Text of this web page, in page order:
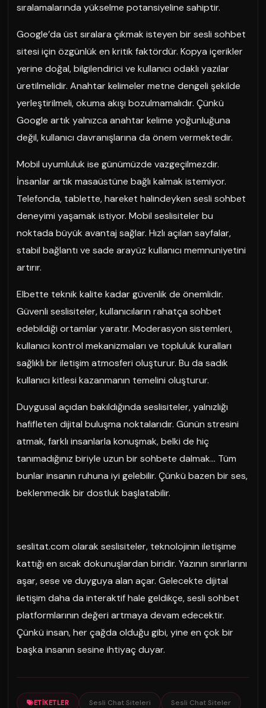
sıralamalarında yükselme potansiyeline sahiptir.
Google’da üst sıralara çıkmak isteyen bir sesli sohbet
sitesi için özgünlük en kritik faktördür. Kopya içerikler
yerine doğal, bilgilendirici ve kullanıcı odaklı yazılar
üretilmelidir. Anahtar kelimeler metne dengeli şekilde
yerleştirilmeli, okuma akışı bozulmamalıdır. Çünkü
Google artık yalnızca anahtar kelime yoğunluğuna
değil, kullanıcı davranışlarına da önem vermektedir.
Mobil uyumluluk ise günümüzde vazgeçilmezdir.
İnsanlar artık masaüstüne bağlı kalmak istemiyor.
Telefonda, tablette, hareket halindeyken sesli sohbet
deneyimi yaşamak istiyor. Mobil seslisiteler bu
noktada büyük avantaj sağlar. Hızlı açılan sayfalar,
stabil bağlantı ve sade arayüz kullanıcı memnuniyetini
artırır.
Elbette teknik kalite kadar güvenlik de önemlidir.
Güvenli seslisiteler, kullanıcıların rahatça sohbet
edebildiği ortamlar yaratır. Moderasyon sistemleri,
kullanıcı kontrol mekanizmaları ve topluluk kuralları
sağlıklı bir iletişim atmosferi oluşturur. Bu da sadık
kullanıcı kitlesi kazanmanın temelini oluşturur.
Duygusal açıdan bakıldığında seslisiteler, yalnızlığı
hafifleten dijital buluşma noktalarıdır. Günün stresini
atmak, farklı insanlarla konuşmak, belki de hiç
tanımadığınız biriyle uzun bir sohbete dalmak… Tüm
bunlar insanın ruhuna iyi gelebilir. Çünkü bazen bir ses,
beklenmedik bir dostluk başlatabilir.
seslitat.com olarak seslisiteler, teknolojinin iletişime
kattığı en sıcak dokunuşlardan biridir. Yazının sınırlarını
aşar, sese ve duyguya alan açar. Gelecekte dijital
iletişim daha da interaktif hale geldikçe, sesli sohbet
platformlarının değeri artmaya devam edecektir.
Çünkü insan, her çağda olduğu gibi, yine en çok bir
başka insanın sesine ihtiyaç duyar.
ETIKETLER Sesli Chat Siteleri Sesli Chat Siteler